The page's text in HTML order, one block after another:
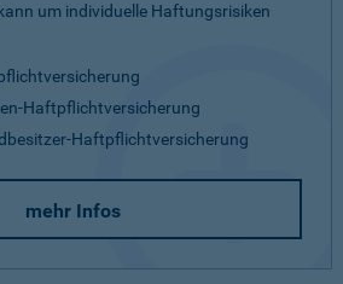
um individuelle Haftungsrisiken
Haftpflichtversicherung
Haftpflichtversicherung
mehr Infos